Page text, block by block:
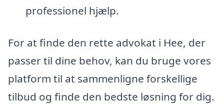
professionel hjælp.
For at finde den rette advokat i Hee, der
passer til dine behov, kan du bruge vores
platform til at sammenligne forskellige
tilbud og finde den bedste løsning for dig.